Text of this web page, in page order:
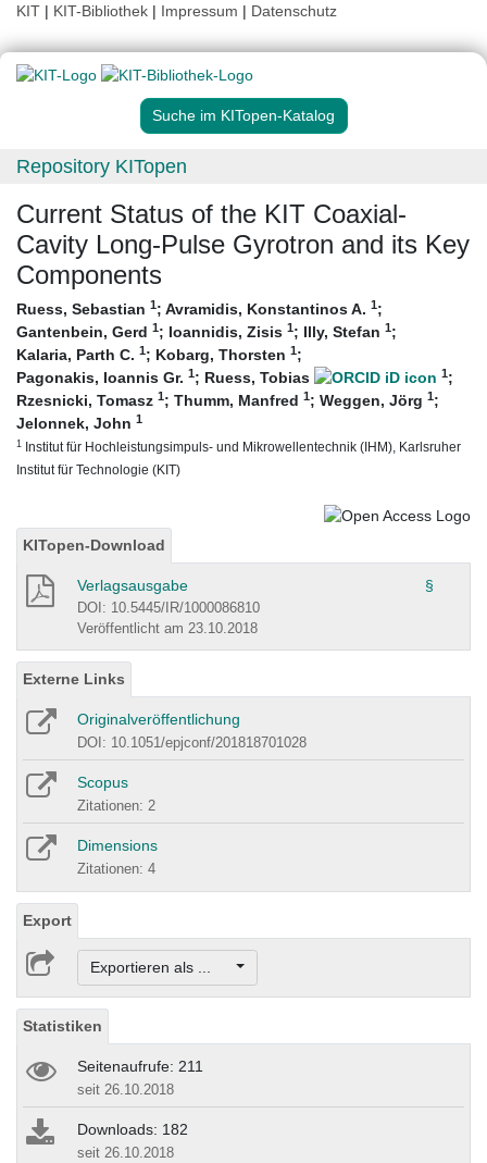
KIT | KIT-Bibliothek | Impressum | Datenschutz
Suche im KITopen-Katalog
Repository KITopen
Current Status of the KIT Coaxial-
Cavity Long-Pulse Gyrotron and its Key
Components
Ruess, Sebastian 1; Avramidis, Konstantinos A. 1;
Gantenbein, Gerd 1; Ioannidis, Zisis 1; Illy, Stefan 1;
Kalaria, Parth C. 1; Kobarg, Thorsten 1;
Pagonakis, Ioannis Gr. 1; Ruess, Tobias 1;
Rzesnicki, Tomasz 1; Thumm, Manfred 1; Weggen, Jörg 1;
Jelonnek, John 1
1 Institut für Hochleistungsimpuls- und Mikrowellentechnik (IHM), Karlsruher
Institut für Technologie (KIT)
KITopen-Download
Verlagsausgabe §
DOI: 10.5445/IR/1000086810
Veröffentlicht am 23.10.2018
Externe Links
Originalveröffentlichung
DOI: 10.1051/epjconf/201818701028
Scopus
Zitationen: 2
Dimensions
Zitationen: 4
Export
Exportieren als ...
Statistiken
Seitenaufrufe: 211
seit 26.10.2018
Downloads: 182
seit 26.10.2018